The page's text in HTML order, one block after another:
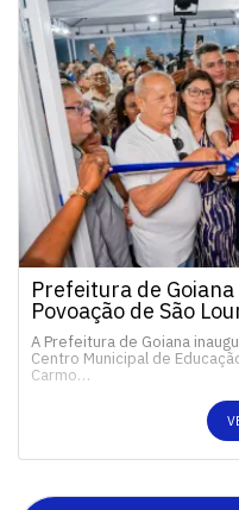
Prefeitura de
Povoação de São
A Prefeitura de Goiana
Centro Municipal de
Carmo…